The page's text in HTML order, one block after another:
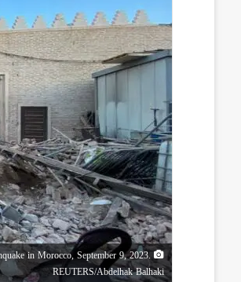
in Morocco, September 9, 2023.
REUTERS/Abdelhak Balhaki